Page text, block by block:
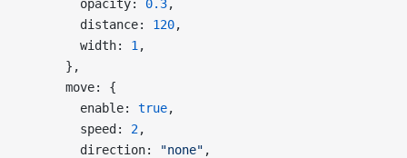
        opacity:
0.3,
        distance:
120,
        width:
1 ,
      },
      move: {
        enable:
true,
        speed:
2,
        direction:
"none" ,